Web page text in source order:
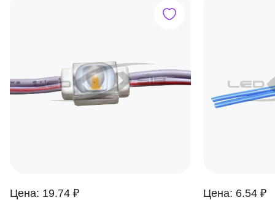
Цена: 19.74 ₽ Цена: 6.54 ₽